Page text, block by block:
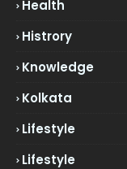
Health
Histrory
Knowledge
Kolkata
Lifestyle
Lifestyle